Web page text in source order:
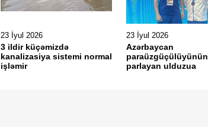
23 İyul 2026
3 ildir küçəmizdə
kanalizasiya sistemi normal
işləmir
23 İyul 2026
Azərbaycan
paraüzgüçülüyünün
parlayan ulduzua